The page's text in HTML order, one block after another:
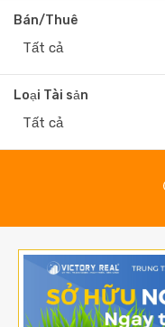
Bán/Thuê
Tất cả
Loại Tài sản
Tất cả